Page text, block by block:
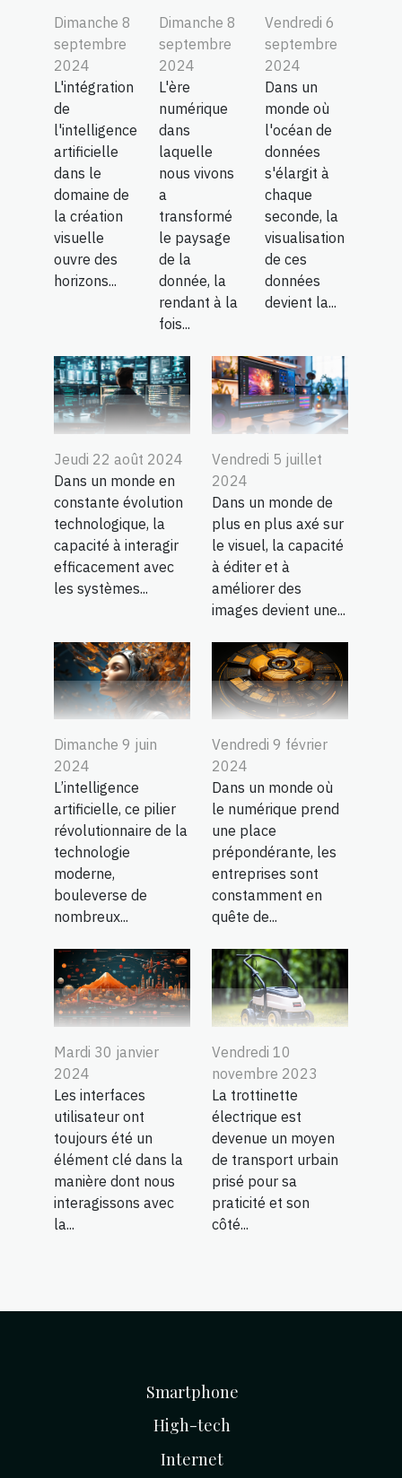
Dimanche 8
septembre
2024
L'intégration
de
l'intelligence
artificielle
dans le
domaine de
la création
visuelle
ouvre des
horizons...
Dimanche 8
septembre
2024
L'ère
numérique
dans
laquelle
nous vivons
a
transformé
le paysage
de la
donnée, la
rendant à la
fois...
Vendredi 6
septembre
2024
Dans un
monde où
l'océan de
données
s'élargit à
chaque
seconde, la
visualisation
de ces
données
devient la...
Jeudi 22 août 2024
Dans un monde en
constante évolution
technologique, la
capacité à interagir
efficacement avec
les systèmes...
Vendredi 5 juillet
2024
Dans un monde de
plus en plus axé sur
le visuel, la capacité
à éditer et à
améliorer des
images devient une...
Dimanche 9 juin
2024
L’intelligence
artificielle, ce pilier
révolutionnaire de la
technologie
moderne,
bouleverse de
nombreux...
Vendredi 9 février
2024
Dans un monde où
le numérique prend
une place
prépondérante, les
entreprises sont
constamment en
quête de...
Mardi 30 janvier
2024
Les interfaces
utilisateur ont
toujours été un
élément clé dans la
manière dont nous
interagissons avec
la...
Vendredi 10
novembre 2023
La trottinette
électrique est
devenue un moyen
de transport urbain
prisé pour sa
praticité et son
côté...
Smartphone
High-tech
Internet